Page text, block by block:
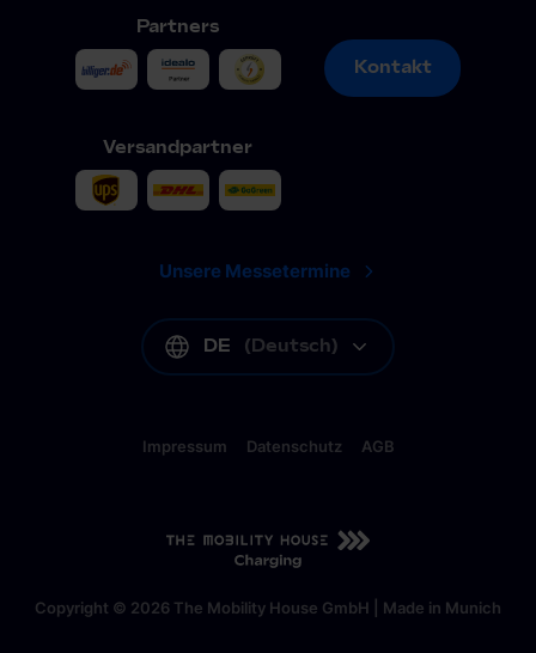
Partners
Versandpartner
Kontakt
Kontakt
Unsere Messetermine
DE (Deutsch)
Copyright © 2026 The Mobility House GmbH | Made in Munich
Impressum Datenschutz AGB